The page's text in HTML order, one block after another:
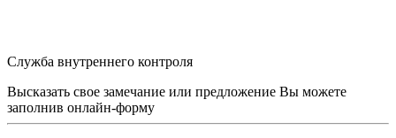
Служба внутреннего контроля
Высказать свое замечание или предложение Вы можете
заполнив онлайн-форму